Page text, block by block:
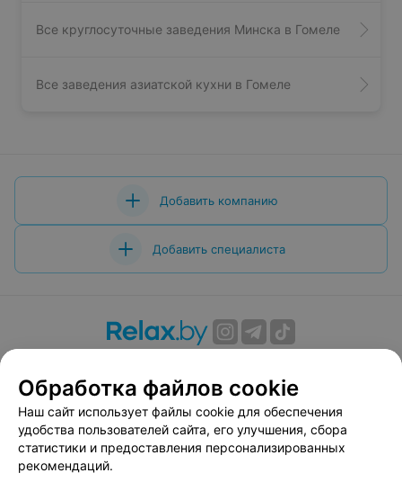
Все круглосуточные заведения Минска в Гомеле
Все заведения азиатской кухни в Гомеле
Добавить компанию
Добавить специалиста
Вакансии
Публичный договор
Способы оплаты
Публичный договор по использованию сервиса
«Афиша»
Пользовательское соглашение
Обработка файлов cookie
Наш сайт использует файлы cookie для обеспечения
удобства пользователей сайта, его улучшения, сбора
статистики и предоставления персонализированных
рекомендаций.